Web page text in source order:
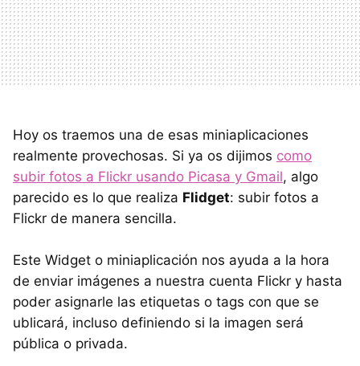
Hoy os traemos una de esas miniaplicaciones
realmente provechosas. Si ya os dijimos como
subir fotos a Flickr usando Picasa y Gmail, algo
parecido es lo que realiza Flidget: subir fotos a
Flickr de manera sencilla.
Este Widget o miniaplicación nos ayuda a la hora
de enviar imágenes a nuestra cuenta Flickr y hasta
poder asignarle las etiquetas o tags con que se
ublicará, incluso definiendo si la imagen será
pública o privada.